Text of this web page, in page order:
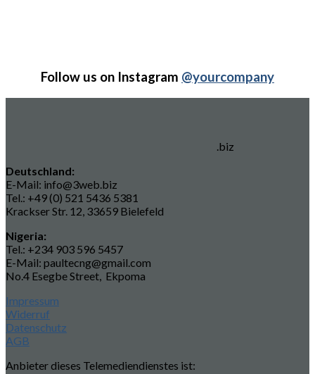
Follow us on Instagram @yourcompany
.biz
Deutschland:
E-Mail: info@3web.biz
Tel.: +49 (0) 521 5436 5381
Krackser Str. 12, 33659 Bielefeld
Nigeria:
Tel.: +234 903 596 5457
E-Mail: paultecng@gmail.com
No.4 Esegbe Street, Ekpoma
Impressum
Widerruf
Datenschutz
AGB
Anbieter dieses Telemediendienstes ist: